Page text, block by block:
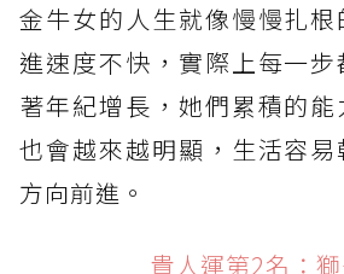
金牛女的人生就像慢慢扎
進速度不快，實際上每一
著年紀增長，她們累積的
也會越來越明顯，生活容
方向前進。
貴人運第2名：